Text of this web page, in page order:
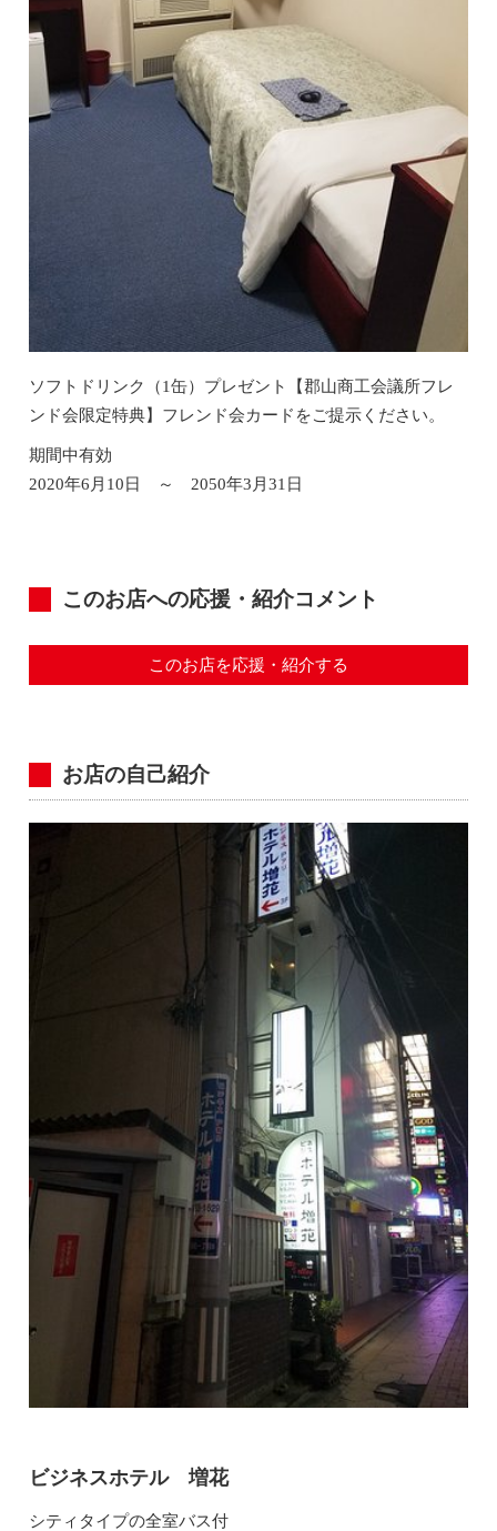
ソフトドリンク（1缶）プレゼント【郡山商工会議所フレ
ンド会限定特典】フレンド会カードをご提示ください。
期間中有効
2020年6月10日 ～ 2050年3月31日
このお店への応援・紹介コメント
このお店を応援・紹介する
お店の自己紹介
ビジネスホテル 増花
シティタイプの全室バス付